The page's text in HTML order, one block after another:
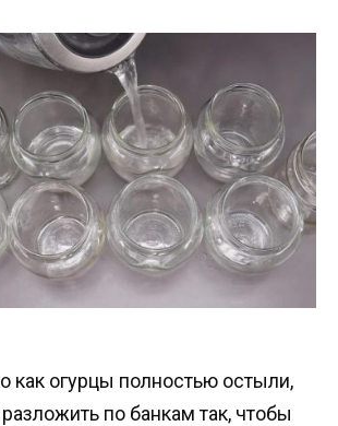
как огурцы полностью остыли,
по банкам так, чтобы